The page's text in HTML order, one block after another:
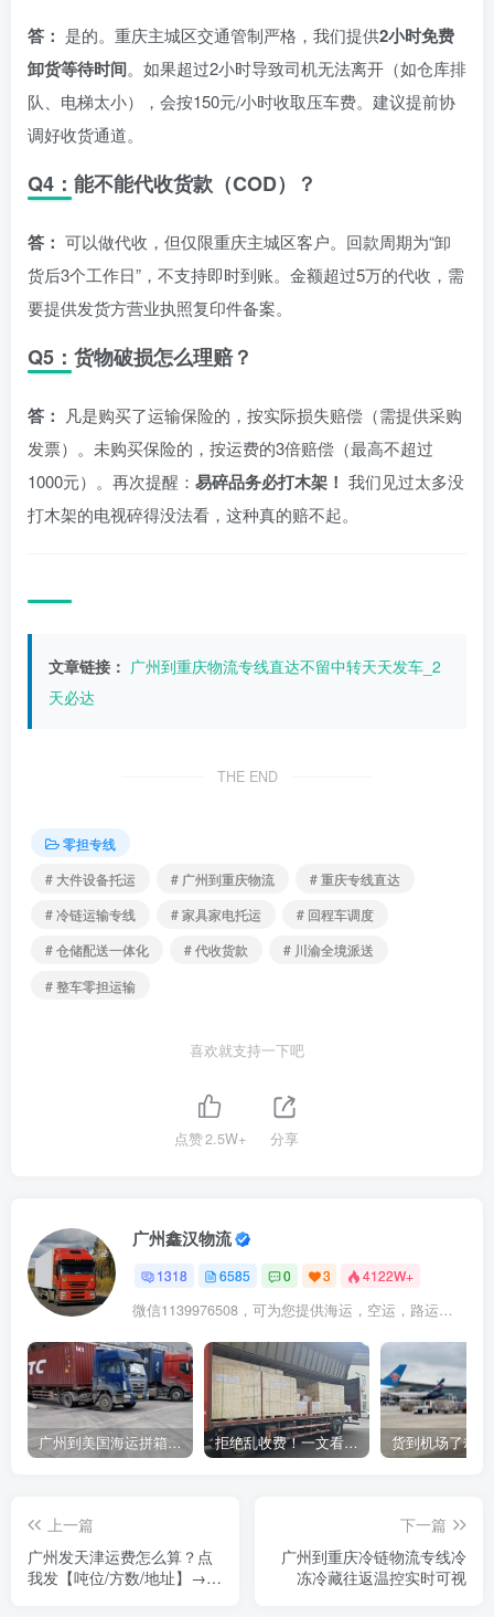
答： 是的。重庆主城区交通管制严格，我们提供2小时免费
卸货等待时间。如果超过2小时导致司机无法离开（如仓库排
队、电梯太小），会按150元/小时收取压车费。建议提前协
调好收货通道。
Q4：能不能代收货款（COD）？
答： 可以做代收，但仅限重庆主城区客户。回款周期为“卸
货后3个工作日”，不支持即时到账。金额超过5万的代收，需
要提供发货方营业执照复印件备案。
Q5：货物破损怎么理赔？
答： 凡是购买了运输保险的，按实际损失赔偿（需提供采购
发票）。未购买保险的，按运费的3倍赔偿（最高不超过
1000元）。再次提醒： 易碎品务必打木架！ 我们见过太多没
打木架的电视碎得没法看，这种真的赔不起。
文章链接： 广州到重庆物流专线直达不留中转天天发车_2
天必达
THE END
零担专线
# 大件设备托运
# 广州到重庆物流
# 重庆专线直达
# 冷链运输专线
# 家具家电托运
# 回程车调度
# 仓储配送一体化
# 代收货款
# 川渝全境派送
# 整车零担运输
喜欢就支持一下吧
点赞2.5W+ 分享
广州鑫汉物流
1318 6585 0 3 4122W+
微信1139976508，可为您提供海运，空运，路运，铁路运输
广州到美国海运拼箱多少钱？2024年最新运费构成+隐藏费用避坑指南 拒绝乱收费！一文看懂中国货代计费套路，教你避开所有隐形坑
上一篇
广州发天津运费怎么算？点
我发【吨位/方数/地址】→2
下一篇
广州到重庆冷链物流专线冷
冻冷藏往返温控实时可视